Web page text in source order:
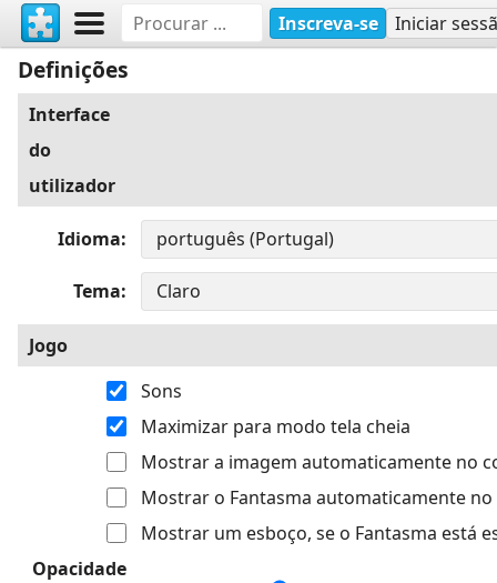
Inscreva-se Iniciar
Definições
Interface
do
utilizador
Idioma
Tema
Jogo
Sons
Maximizar para modo tela cheia
Mostrar a imagem automaticamente no
Mostrar o Fantasma automaticamente no
Mostrar um esboço, se o Fantasma está
Opacidade